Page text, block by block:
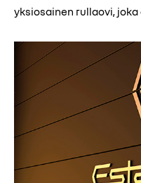
yksiosainen rullaovi,